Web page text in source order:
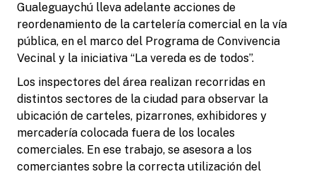
Gualeguaychú lleva adelante acciones de
reordenamiento de la cartelería comercial en la vía
pública, en el marco del Programa de Convivencia
Vecinal y la iniciativa “La vereda es de todos”.
Los inspectores del área realizan recorridas en
distintos sectores de la ciudad para observar la
ubicación de carteles, pizarrones, exhibidores y
mercadería colocada fuera de los locales
comerciales. En ese trabajo, se asesora a los
comerciantes sobre la correcta utilización del